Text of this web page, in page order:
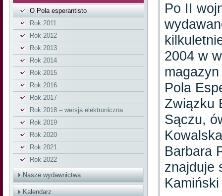
O Pola esperantisto
Rok 2011
Rok 2012
Rok 2013
Rok 2014
Rok 2015
Rok 2016
Rok 2017
Rok 2018 – wersja elektroniczna
Rok 2019
Rok 2020
Rok 2021
Rok 2022
Nasze wydawnictwa
Kalendarz
Po II
2004 w
Pola
Związku
Sączu,
Barbara
znajduje